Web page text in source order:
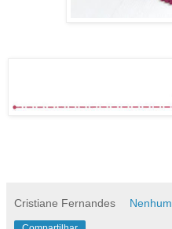
Cristiane Fernandes